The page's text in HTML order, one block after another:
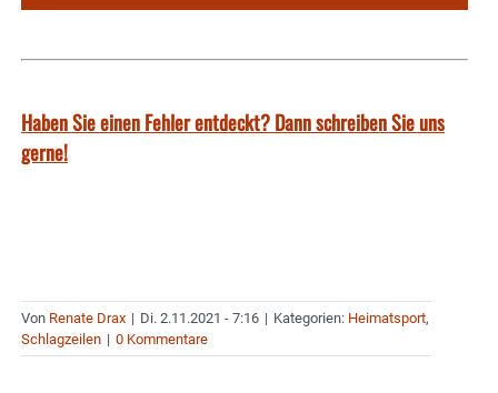
Haben Sie einen Fehler entdeckt? Dann schreiben Sie uns
gerne!
Von Renate Drax | Di. 2.11.2021 - 7:16 | Kategorien: Heimatsport,
Schlagzeilen | 0 Kommentare